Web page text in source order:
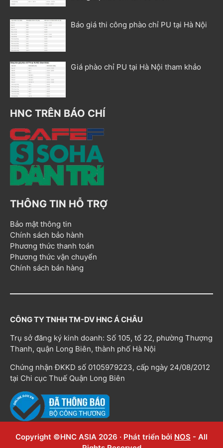
Báo giá thi công phào chỉ PU tại Hà Nội
Giá phào chỉ PU tại Hà Nội tham khảo
HNC TRÊN BÁO CHÍ
THÔNG TIN HỖ TRỢ
Bảo mật thông tin
Chính sách bảo hành
Phương thức thanh toán
Phương thức vận chuyển
Chính sách bán hàng
CÔNG TY TNHH TM-DV HNC Á CHÂU
Trụ sở đăng ký kinh doanh: Số 105, tổ 22, phường Thượng
Thanh, quận Long Biên, thành phố Hà Nội
Chứng nhận ĐKKD số 0105979223, cấp ngày 24/08/2012
tại Chi cục Thuế Quận Long Biên
Copyright ©HNC ASIA 2026 · Phát triển bởi NOS - All